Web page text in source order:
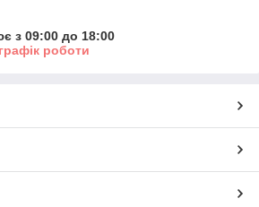
з 09:00 до 18:00
роботи